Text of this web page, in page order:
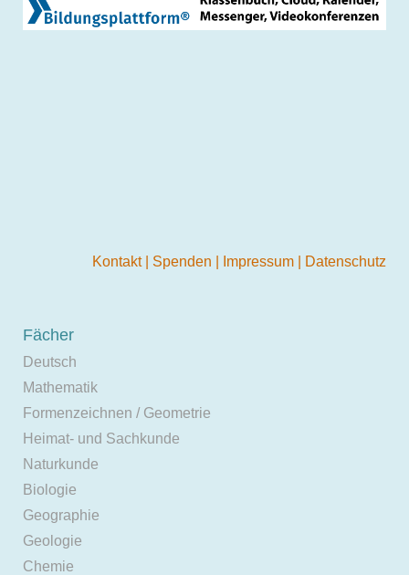
Kontakt Spenden Impressum Datenschutz
Fächer
Deutsch
Mathematik
Formenzeichnen / Geometrie
Heimat- und Sachkunde
Naturkunde
Biologie
Geographie
Geologie
Chemie